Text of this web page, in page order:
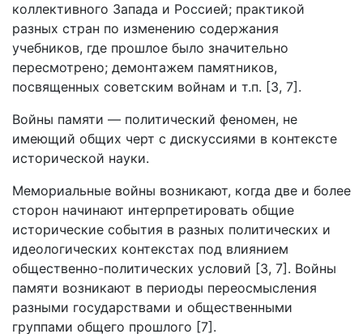
коллективного Запада и Россией; практикой
разных стран по изменению содержания
учебников, где прошлое было значительно
пересмотрено; демонтажем памятников,
посвященных советским войнам и т.п. [3, 7].
Войны памяти — политический феномен, не
имеющий общих черт с дискуссиями в контексте
исторической науки.
Мемориальные войны возникают, когда две и более
сторон начинают интерпретировать общие
исторические события в разных политических и
идеологических контекстах под влиянием
общественно-политических условий [3, 7]. Войны
памяти возникают в периоды переосмысления
разными государствами и общественными
группами общего прошлого [7].